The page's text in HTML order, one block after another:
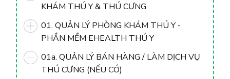
KHÁM THÚ Y & THÚ CƯNG
01. QUẢN LÝ PHÒNG KHÁM THÚ Y -
PHẦN MỀM EHEALTH THÚ Y
01a. QUẢN LÝ BÁN HÀNG / LÀM DỊCH VỤ
THÚ CƯNG (NẾU CÓ)